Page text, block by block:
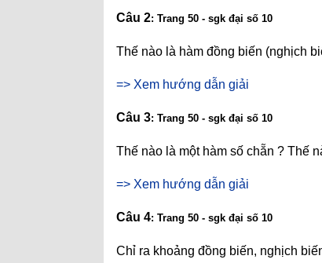
Câu 2: Trang 50 - sgk đại số 10
Thế nào là hàm đồng biến (nghịch
=> Xem hướng dẫn giải
Câu 3: Trang 50 - sgk đại số 10
Thế nào là một hàm số chẵn ? Thế
=> Xem hướng dẫn giải
Câu 4: Trang 50 - sgk đại số 10
Chỉ ra khoảng đồng biến, nghịch